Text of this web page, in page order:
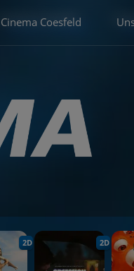
Cinema Coesfeld
2D 2D